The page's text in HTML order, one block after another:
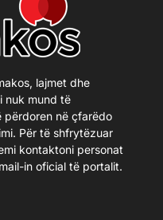
lajmet dhe
nuk mund të
përdoren në çfarëdo
Për të shfrytëzuar
kontaktoni personat
in oficial të portalit.